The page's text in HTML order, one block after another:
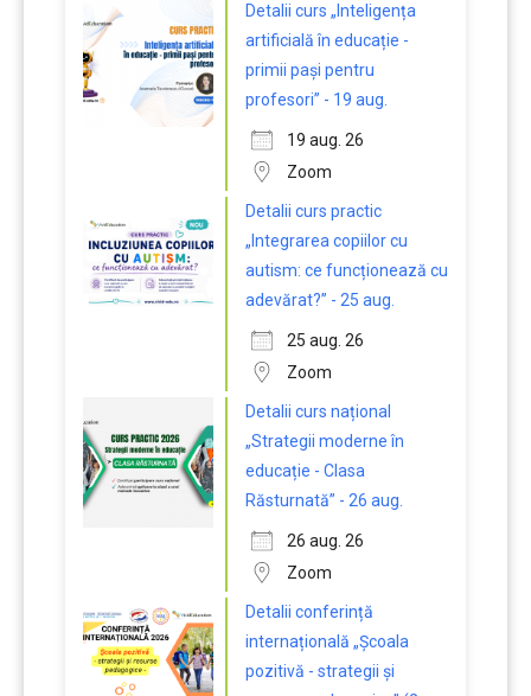
Detalii curs „Inteligența
artificială în educație -
primii pași pentru
profesori” - 19 aug.
19 aug. 26
Zoom
Detalii curs practic
„Integrarea copiilor cu
autism: ce funcționează cu
adevărat?” - 25 aug.
25 aug. 26
Zoom
Detalii curs național
„Strategii moderne în
educație - Clasa
Răsturnată” - 26 aug.
26 aug. 26
Zoom
Detalii conferință
internațională „Școala
pozitivă - strategii și